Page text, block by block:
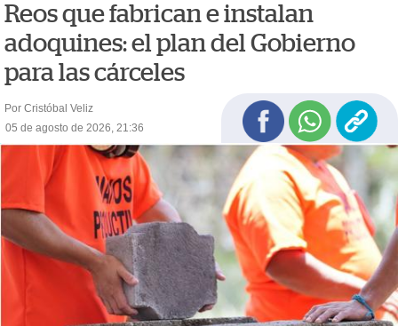
Reos que fabrican e instalan
adoquines: el plan del Gobierno
para las cárceles
Por Cristóbal Veliz
05 de agosto de 2026, 21:36